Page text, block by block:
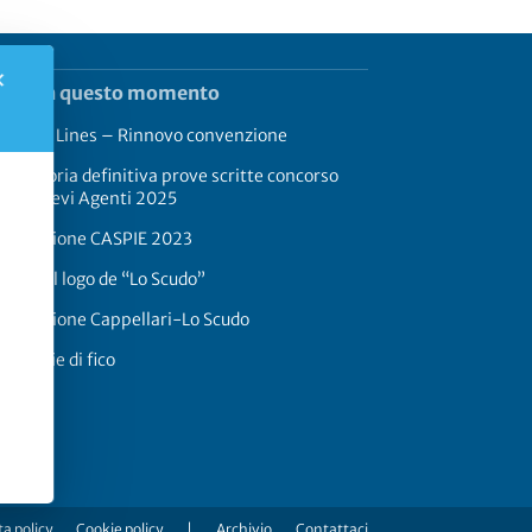
in questo momento
Lines – Rinnovo convenzione
definitiva prove scritte concorso
Allievi Agenti 2025
CASPIE 2023
del logo de “Lo Scudo”
Cappellari-Lo Scudo
a foglie di fico